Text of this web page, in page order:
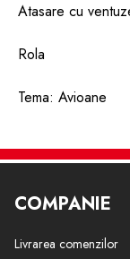
Atasare cu
Rola
Tema: Avioane
COMPANIE
Livrarea comenzilor